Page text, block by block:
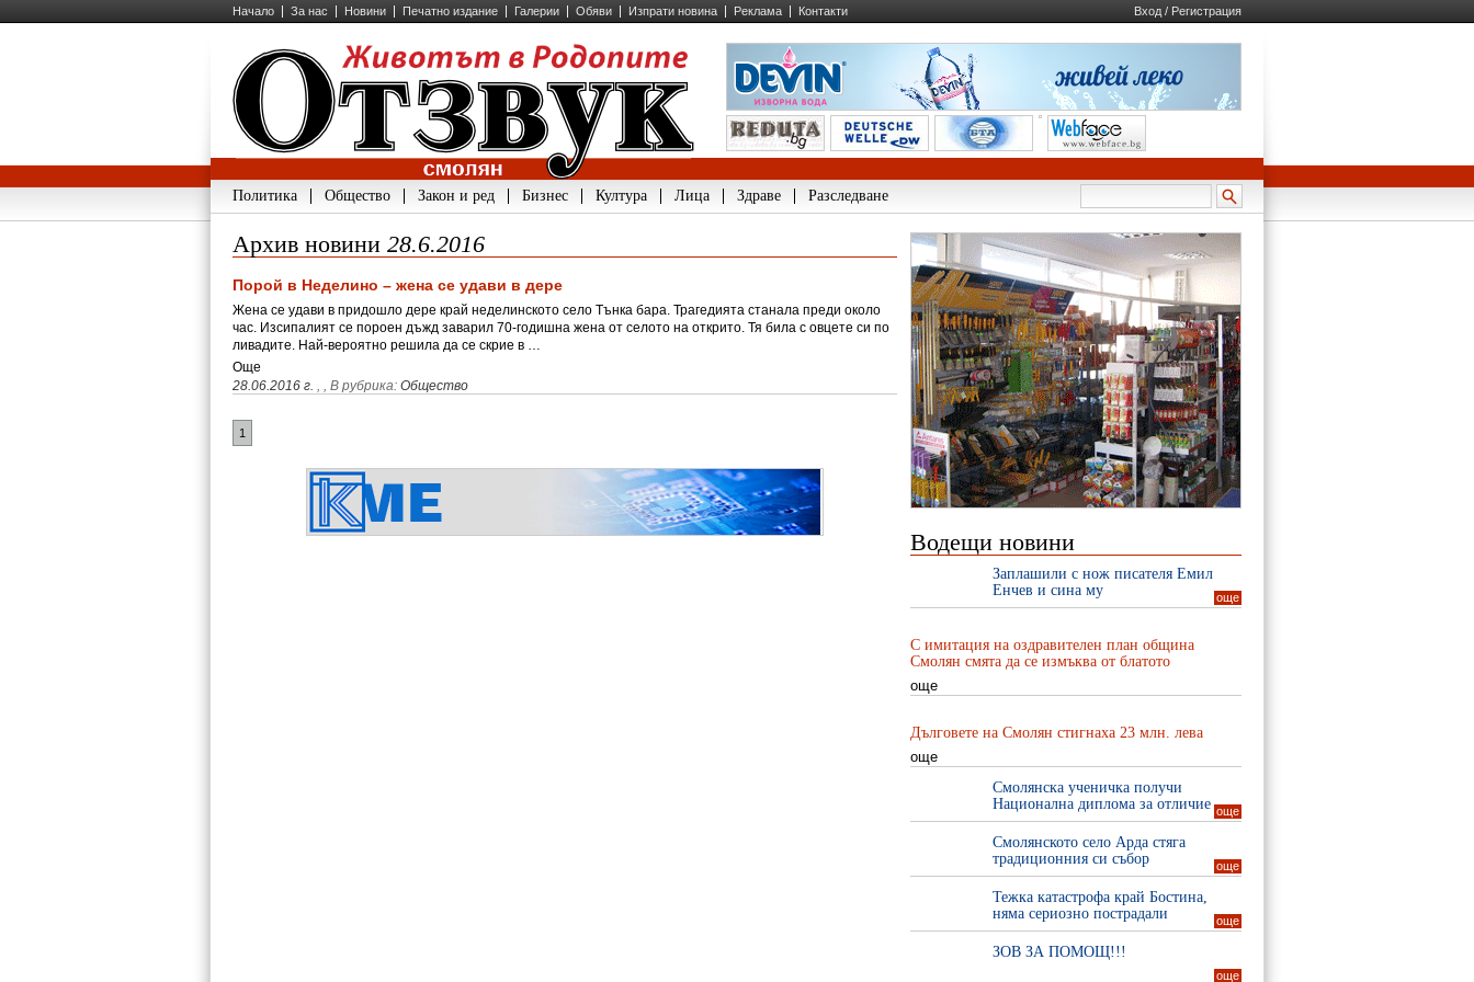
Начало За нас Новини Печатно издание Галерии Обяви Изпрати новина Реклама Контакти Вход / Регистрация
Политика Общество Закон и ред Бизнес Култура Лица Здраве Разследване
Архив новини 28.6.2016
Порой в Неделино – жена се удави в дере
Жена се удави в придошло дере край неделинското село Тънка бара. Трагедията станала преди около
час. Изсипалият се пороен дъжд заварил 70-годишна жена от селото на открито. Тя била с овцете си по
ливадите. Най-вероятно решила да се скрие в …
28.06.2016 г. , , В рубрика: Общество
Още
1
Водещи новини
Заплашили с нож писателя Емил
Енчев и сина му
още
С имитация на оздравителен план община
Смолян смята да се измъква от блатото
още
Дълговете на Смолян стигнаха 23 млн. лева
още
Смолянска ученичка получи
Национална диплома за отличие още
Смолянското село Арда стяга
традиционния си събор
още
Тежка катастрофа край Бостина,
няма сериозно пострадали
още
ЗОВ ЗА ПОМОЩ!!!
още